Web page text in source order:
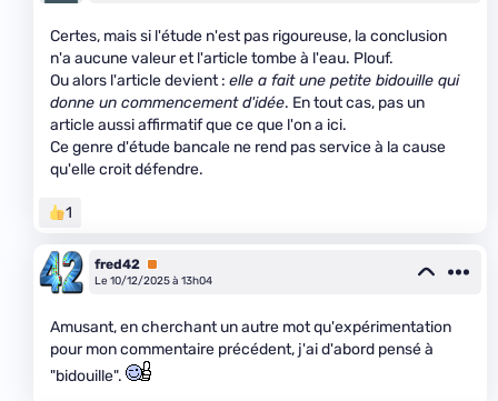
Certes, mais si l'étude n'est pas rigoureuse, la conclusion
n'a aucune valeur et l'article tombe à l'eau. Plouf.
Ou alors l'article devient : elle a fait une petite bidouille qui
donne un commencement d'idée. En tout cas, pas un
article aussi affirmatif que ce que l'on a ici.
Ce genre d'étude bancale ne rend pas service à la cause
qu'elle croit défendre.
1
fred42 Premium
Le 10/12/2025 à 13h04
Amusant, en cherchant un autre mot qu'expérimentation
pour mon commentaire précédent, j'ai d'abord pensé à
"bidouille".